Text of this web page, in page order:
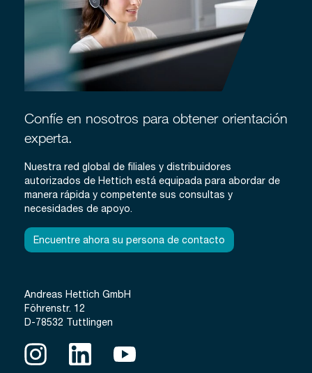
Confíe en nosotros para obtener orientación
experta.
Nuestra red global de filiales y distribuidores
autorizados de Hettich está equipada para abordar de
manera rápida y competente sus consultas y
necesidades de apoyo.
Encuentre ahora su persona de contacto
Andreas Hettich GmbH
Föhrenstr. 12
D-78532 Tuttlingen